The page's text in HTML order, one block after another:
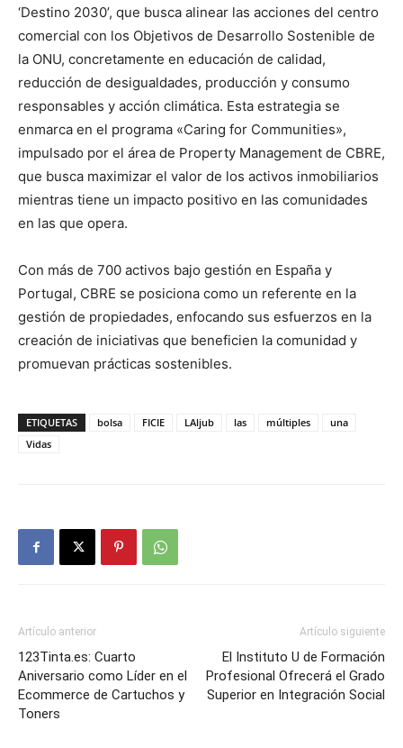
‘Destino 2030’, que busca alinear las acciones del centro
comercial con los Objetivos de Desarrollo Sostenible de
la ONU, concretamente en educación de calidad,
reducción de desigualdades, producción y consumo
responsables y acción climática. Esta estrategia se
enmarca en el programa «Caring for Communities»,
impulsado por el área de Property Management de CBRE,
que busca maximizar el valor de los activos inmobiliarios
mientras tiene un impacto positivo en las comunidades
en las que opera.
Con más de 700 activos bajo gestión en España y
Portugal, CBRE se posiciona como un referente en la
gestión de propiedades, enfocando sus esfuerzos en la
creación de iniciativas que beneficien la comunidad y
promuevan prácticas sostenibles.
ETIQUETAS bolsa FICIE LAljub las múltiples
una
Vidas
Artículo anterior
123Tinta.es: Cuarto
Aniversario como Líder en el
Ecommerce de Cartuchos y
Toners
Artículo siguiente
El Instituto U de Formación
Profesional Ofrecerá el Grado
Superior en Integración Social